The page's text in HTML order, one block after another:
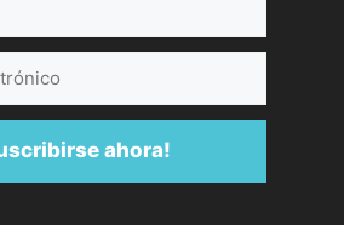
ahora!